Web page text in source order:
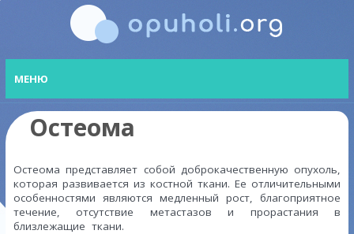
МЕНЮ
Остеома
Остеома представляет собой доброкачественную опухоль,
которая развивается из костной ткани. Ее отличительными
особенностями являются медленный рост, благоприятное
течение, отсутствие метастазов и прорастания в
близлежащие ткани.